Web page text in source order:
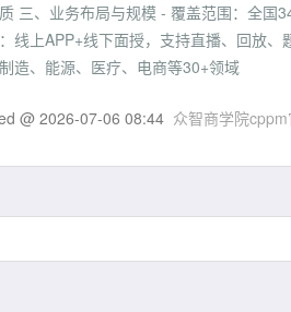
三、业务布局与规模 - 覆盖范围：全国
线上APP+线下面授，支持直播、回放
造、能源、医疗、电商等30+领域
@2026-07-06 08:44 众智商学院cppm